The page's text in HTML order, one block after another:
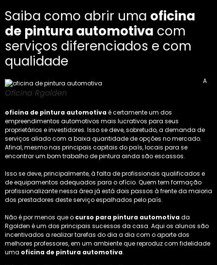
Saiba como abrir uma oficina
de pintura automotiva com
serviços diferenciados e com
qualidade
Oficina Rgolden
A
oficina de pintura automotivaé certamente um dos
empreendimentos automotivos mais lucrativos para seus
proprietários e investidores. Isso se deve, sobretudo, a demanda de
serviços aliado com a baixa quantidade de opções no mercado.
Afinal, mesmo nas principais capitais do país, locais para se
encontrar um bom trabalho de pintura ainda são escassos.
Isso se deve, principalmente, à falta de profissionais qualificados e
de equipamentos adequados para o ofício. Quem tem formação
profissionalizante nessa área já está dois passos à frente da maioria
dos prestadores deste serviço espalhados pelo país.
Não é por menos que o curso para pintura automotivada
Rgolden é um dos principais sucessos da casa. Aqui os alunos são
incentivados a realizar tarefas do dia a dia com o aporte dos
melhores professores, em um ambiente que reproduz com fidelidade
uma oficina de pintura automotiva.